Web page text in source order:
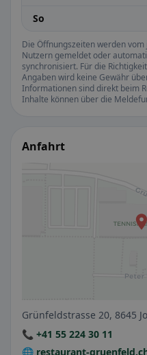
So
Die Öffnungszeiten werden
Nutzern gemeldet oder
synchronisiert. Für die
Angaben wird keine Gewähr
Informationen sind direkt beim
Inhalte können über die
Anfahrt
Grünfeldstrasse 20, 8645
📞 +41 55 224 30 11
🌐 restaurant-